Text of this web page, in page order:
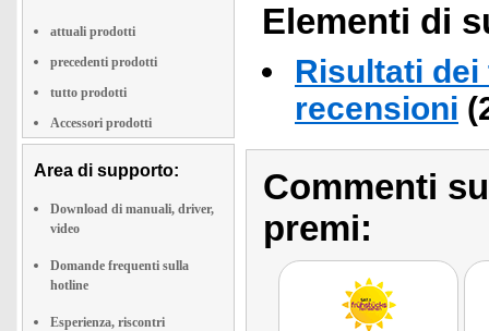
attuali prodotti
precedenti prodotti
tutto prodotti
Accessori prodotti
Area di supporto:
Download di manuali, driver,
video
Domande frequenti sulla
hotline
Esperienza, riscontri
Elementi di
Risultati
recensioni
Commenti
premi: